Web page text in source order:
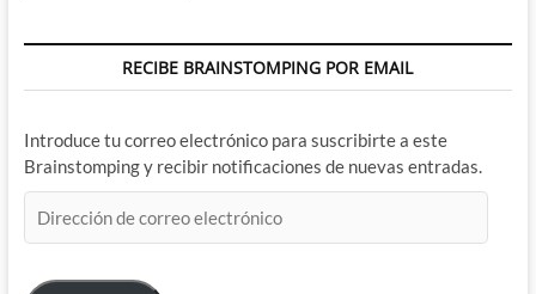
RECIBE BRAINSTOMPING POR EMAIL
Introduce tu correo electrónico para suscribirte a este
Brainstomping y recibir notificaciones de nuevas entradas.
de
electrónico